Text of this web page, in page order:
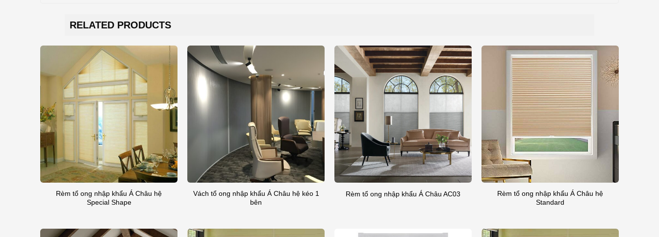
RELATED PRODUCTS
Rèm tổ ong nhập khẩu Á Châu hệ
Special Shape
Vách tổ ong nhập khẩu Á Châu hệ kéo 1
bên
Rèm tổ ong nhập khẩu Á Châu AC03
Rèm tổ ong nhập khẩu Á Châu hệ
Standard